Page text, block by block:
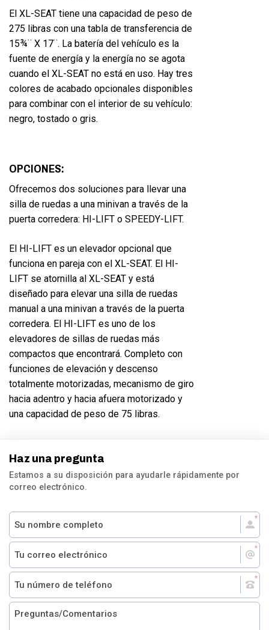
El XL-SEAT tiene una capacidad de peso de
275 libras con una tabla de transferencia de
15¾¨ X 17¨. La batería del vehículo es la
fuente de energía y la energía no se agota
cuando el XL-SEAT no está en uso. Hay tres
colores de acabado opcionales disponibles
para combinar con el interior de su vehículo:
negro, tostado o gris.
OPCIONES:
Ofrecemos dos soluciones para llevar una
silla de ruedas a una minivan a través de la
puerta corredera: HI-LIFT o SPEEDY-LIFT.
El HI-LIFT es un elevador opcional que
funciona en pareja con el XL-SEAT. El HI-
LIFT se atornilla al XL-SEAT y está
diseñado para elevar una silla de ruedas
manual a una minivan a través de la puerta
corredera. El HI-LIFT es uno de los
elevadores de sillas de ruedas más
compactos que encontrará. Completo con
funciones de elevación y descenso
totalmente motorizadas, mecanismo de giro
hacia adentro y hacia afuera motorizado y
una capacidad de peso de 75 libras.
Haz una pregunta
Estamos a su disposición para ayudarle rápidamente por
correo electrónico.